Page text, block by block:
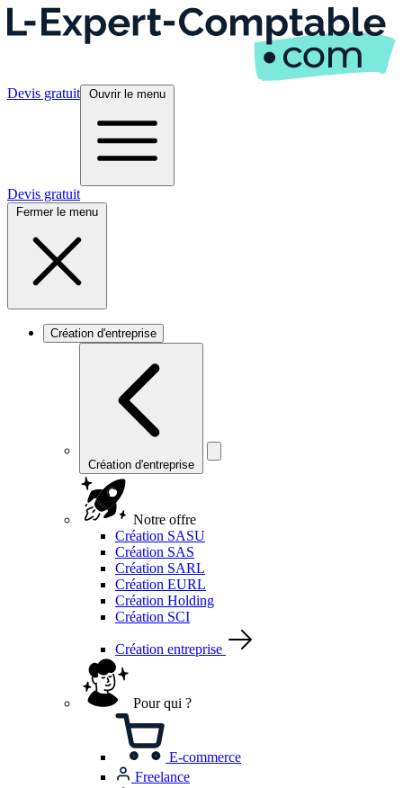
Devis gratuit Ouvrir le menu
Devis gratuit
Fermer le menu
Création d'entreprise
Création d'entreprise
Notre offre
Création SASU
Création SAS
Création SARL
Création EURL
Création Holding
Création SCI
Création entreprise
Pour qui ?
E-commerce
Freelance